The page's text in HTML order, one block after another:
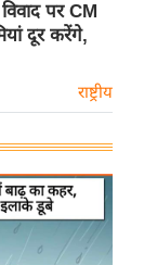
पर CM
दूर करेंगे,
राष्ट्रीय